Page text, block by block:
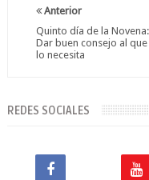
Anterior
Quinto día de la Novena:
Dar buen consejo al que
lo necesita
REDES SOCIALES